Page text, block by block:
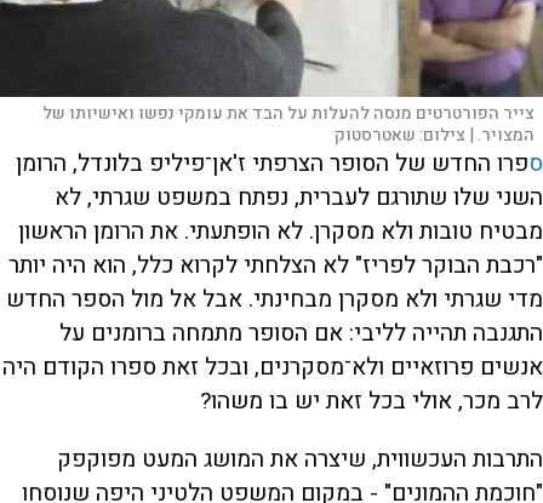
צייר הפורטרטים מנסה להעלות על הבד את עומקי נפשו ואישיותו של
המצויר. | צילום:שאטרסטוק
ספרו החדש של הסופר הצרפתי ז'אן־פיליפ בלונדל, הרומן
השני שלו שתורגם לעברית, נפתח במשפט שגרתי, לא
מבטיח טובות ולא מסקרן. לא הופתעתי. את הרומן הראשון
"רכבת הבוקר לפריז" לא הצלחתי לקרוא כלל, הוא היה יותר
מדי שגרתי ולא מסקרן מבחינתי. אבל אל מול הספר החדש
התגנבה תהייה לליבי: אם הסופר מתמחה ברומנים על
אנשים פרוזאיים ולא־מסקרנים, ובכל זאת ספרו הקודם היה
לרב מכר, אולי בכל זאת יש בו משהו?
התרבות העכשווית, שיצרה את המושג המעט מפוקפק
"חוכמת ההמונים" - במקום המשפט הלטיני היפה שנוסחו